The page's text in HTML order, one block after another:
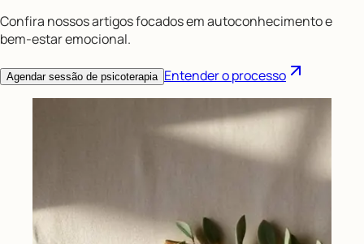
Confira nossos artigos focados em autoconhecimento e
bem-estar emocional.
Agendar sessão de psicoterapia Entender o processo